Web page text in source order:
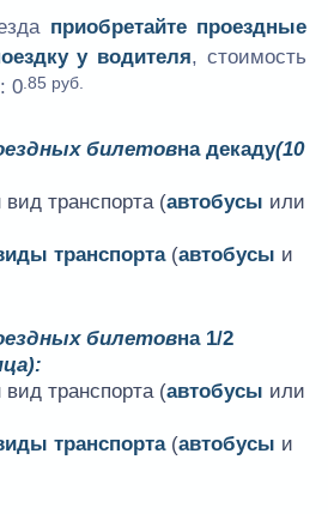
приобретайте проездные
у водителя, стоимость
0 .85 руб.
билетовна декаду(10
транспорта (автобусы или
транспорта(автобусы и
билетовна 1/2
транспорта (автобусы или
транспорта(автобусы и